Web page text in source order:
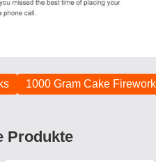
1000 Gram Cake
Produkte